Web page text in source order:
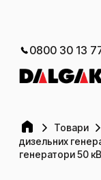
0800 30 13
Товари
дизельних
генератори 50